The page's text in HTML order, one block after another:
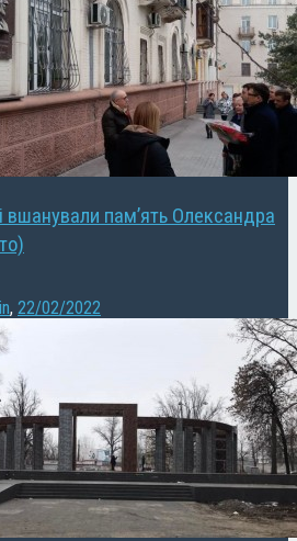
вшанували пам’ять Олександра
, 22/02/2022